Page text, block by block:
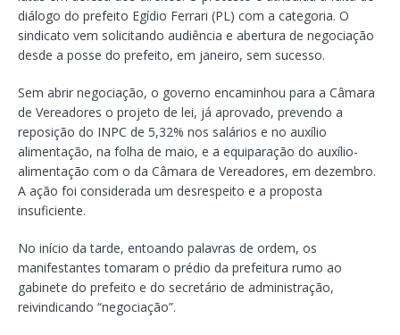
diálogo do prefeito Egídio Ferrari (PL) com a categoria. O
sindicato vem solicitando audiência e abertura de negociação
desde a posse do prefeito, em janeiro, sem sucesso.
Sem abrir negociação, o governo encaminhou para a Câmara
de Vereadores o projeto de lei, já aprovado, prevendo a
reposição do INPC de 5,32% nos salários e no auxílio
alimentação, na folha de maio, e a equiparação do auxílio-
alimentação com o da Câmara de Vereadores, em dezembro.
A ação foi considerada um desrespeito e a proposta
insuficiente.
No início da tarde, entoando palavras de ordem, os
manifestantes tomaram o prédio da prefeitura rumo ao
gabinete do prefeito e do secretário de administração,
reivindicando “negociação”.